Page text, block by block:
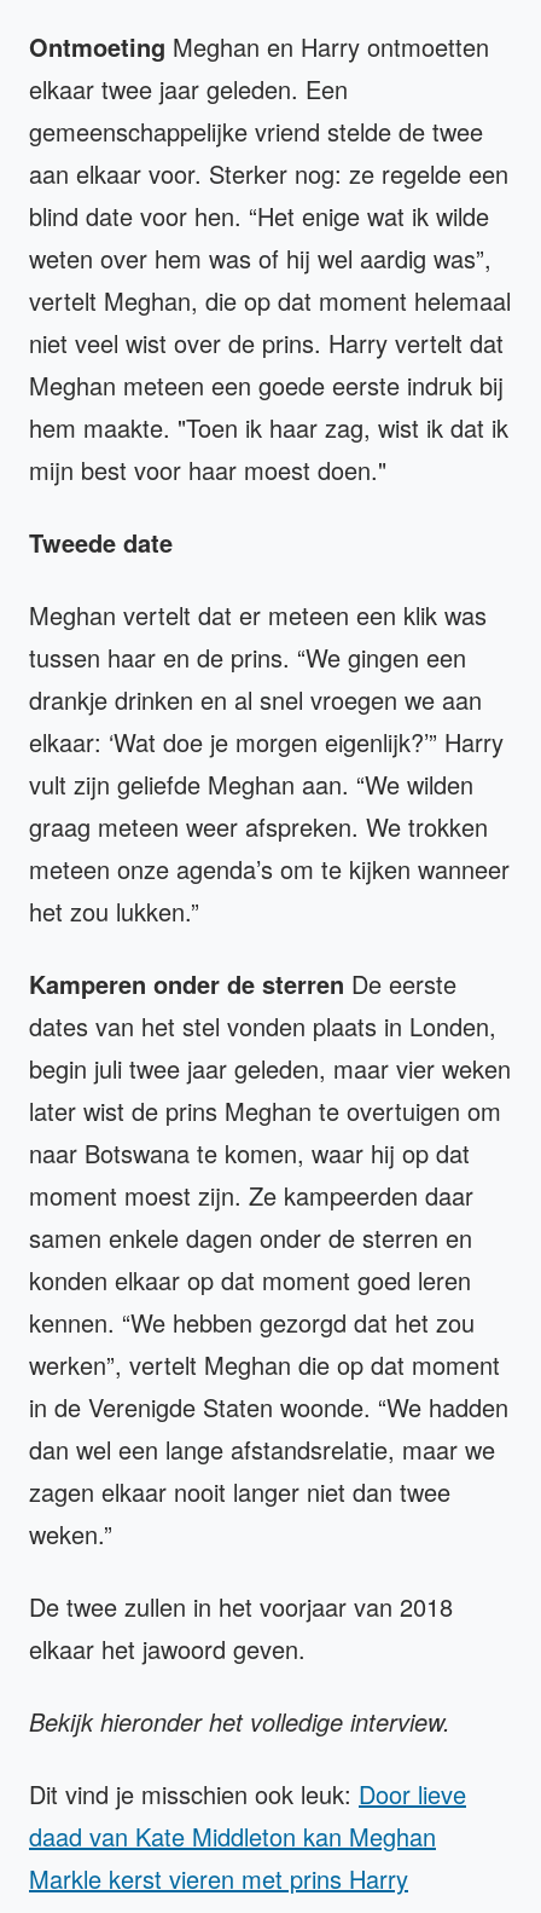
Ontmoeting Meghan en Harry ontmoetten
elkaar twee jaar geleden. Een
gemeenschappelijke vriend stelde de twee
aan elkaar voor. Sterker nog: ze regelde een
blind date voor hen. “Het enige wat ik wilde
weten over hem was of hij wel aardig was”,
vertelt Meghan, die op dat moment helemaal
niet veel wist over de prins. Harry vertelt dat
Meghan meteen een goede eerste indruk bij
hem maakte. "Toen ik haar zag, wist ik dat ik
mijn best voor haar moest doen."
Tweede date
Meghan vertelt dat er meteen een klik was
tussen haar en de prins. “We gingen een
drankje drinken en al snel vroegen we aan
elkaar: ‘Wat doe je morgen eigenlijk?’” Harry
vult zijn geliefde Meghan aan. “We wilden
graag meteen weer afspreken. We trokken
meteen onze agenda’s om te kijken wanneer
het zou lukken.”
Kamperen onder de sterren De eerste
dates van het stel vonden plaats in Londen,
begin juli twee jaar geleden, maar vier weken
later wist de prins Meghan te overtuigen om
naar Botswana te komen, waar hij op dat
moment moest zijn. Ze kampeerden daar
samen enkele dagen onder de sterren en
konden elkaar op dat moment goed leren
kennen. “We hebben gezorgd dat het zou
werken”, vertelt Meghan die op dat moment
in de Verenigde Staten woonde. “We hadden
dan wel een lange afstandsrelatie, maar we
zagen elkaar nooit langer niet dan twee
weken.”
De twee zullen in het voorjaar van 2018
elkaar het jawoord geven.
Bekijk hieronder het volledige interview.
Dit vind je misschien ook leuk: Door lieve
daad van Kate Middleton kan Meghan
Markle kerst vieren met prins Harry